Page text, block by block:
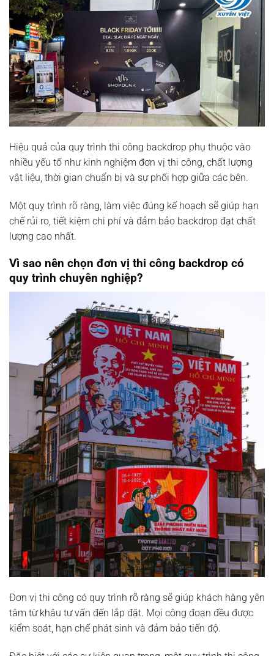
Hiệu quả của quy trình thi công backdrop phụ thuộc vào
nhiều yếu tố như kinh nghiệm đơn vị thi công, chất lượng
vật liệu, thời gian chuẩn bị và sự phối hợp giữa các bên.
Một quy trình rõ ràng, làm việc đúng kế hoạch sẽ giúp hạn
chế rủi ro, tiết kiệm chi phí và đảm bảo backdrop đạt chất
lượng cao nhất.
Vì sao nên chọn đơn vị thi công backdrop có
quy trình chuyên nghiệp?
Đơn vị thi công có quy trình rõ ràng sẽ giúp khách hàng yên
tâm từ khâu tư vấn đến lắp đặt. Mọi công đoạn đều được
kiểm soát, hạn chế phát sinh và đảm bảo tiến độ.